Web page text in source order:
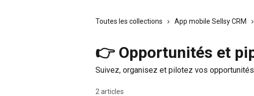
Toutes les collections App mobile Sellsy CRM
👉 Opportunités et
Suivez, organisez et pilotez vos
2 articles